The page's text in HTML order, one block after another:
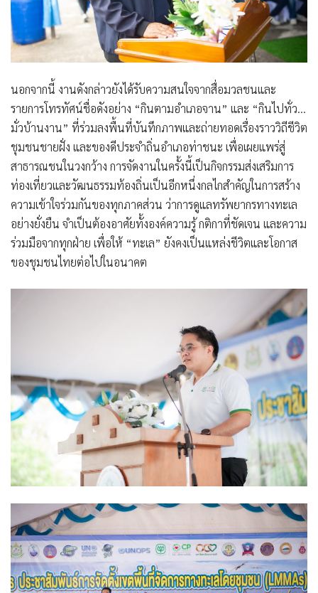
นอกจากนี้ งานดังกล่าวยังได้รับความสนใจจากสื่อมวลชนและ
รายการโทรทัศน์ชื่อดังอย่าง “กินตามอำเภอจาน” และ “กินไปทั่ว…
มั่วบ้านงาน” ที่ร่วมลงพื้นที่บันทึกภาพและถ่ายทอดเรื่องราววิถีชีวิต
ชุมชนชายฝั่ง และของดีประจำถิ่นอำเภอท่าชนะ เพื่อเผยแพร่สู่
สาธารณชนในวงกว้าง การจัดงานในครั้งนี้เป็นกิจกรรมส่งเสริมการ
ท่องเที่ยวและวัฒนธรรมท้องถิ่นเป็นอีกหนึ่งกลไกสำคัญในการสร้าง
ความเข้าใจร่วมกันของทุกภาคส่วน ว่าการดูแลทรัพยากรทางทะเล
อย่างยั่งยืน จำเป็นต้องอาศัยทั้งองค์ความรู้ กติกาที่ชัดเจน และความ
ร่วมมือจากทุกฝ่าย เพื่อให้ “ทะเล” ยังคงเป็นแหล่งชีวิตและโอกาส
ของชุมชนไทยต่อไปในอนาคต